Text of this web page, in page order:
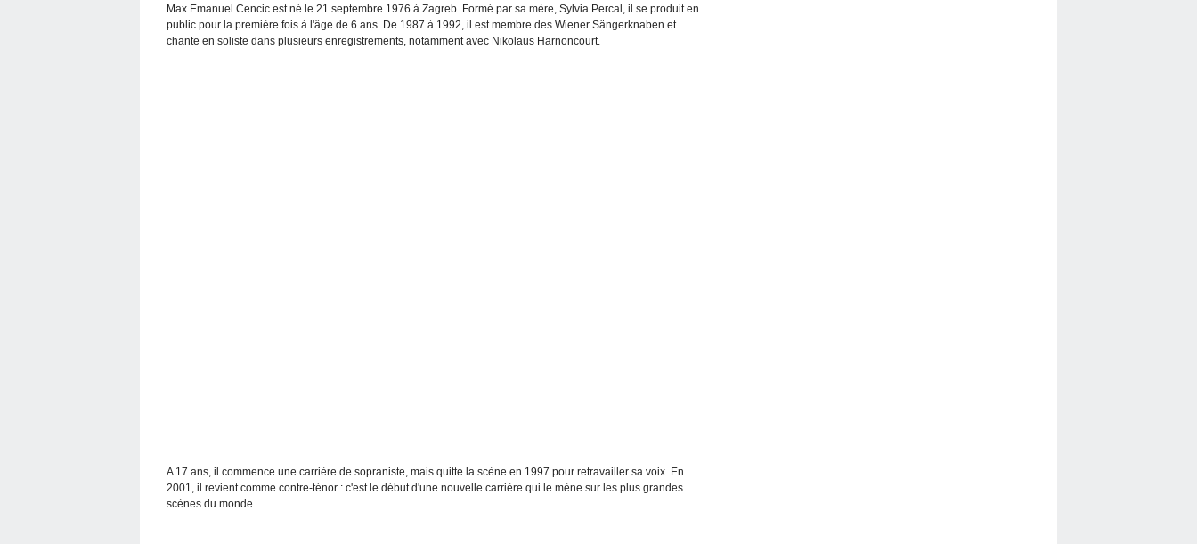
Max Emanuel Cencic est né le 21 septembre 1976 à Zagreb. Formé par sa mère, Sylvia Percal, il se produit en
public pour la première fois à l'âge de 6 ans. De 1987 à 1992, il est membre des Wiener Sängerknaben et
chante en soliste dans plusieurs enregistrements, notamment avec Nikolaus Harnoncourt.
A 17 ans, il commence une carrière de sopraniste, mais quitte la scène en 1997 pour retravailler sa voix. En
2001, il revient comme contre-ténor : c'est le début d'une nouvelle carrière qui le mène sur les plus grandes
scènes du monde.